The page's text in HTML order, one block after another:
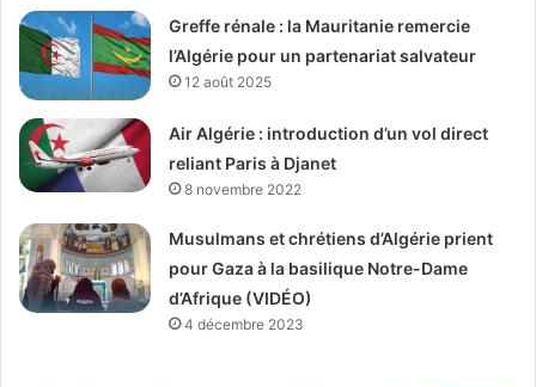
Greffe rénale : la Mauritanie remercie
l’Algérie pour un partenariat salvateur
12 août 2025
Air Algérie : introduction d’un vol direct
reliant Paris à Djanet
8 novembre 2022
Musulmans et chrétiens d’Algérie prient
pour Gaza à la basilique Notre-Dame
d’Afrique (VIDÉO)
4 décembre 2023